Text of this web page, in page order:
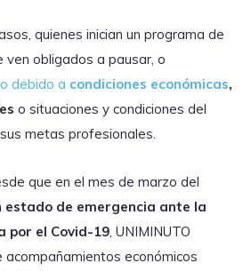
quienes inician un programa de
ven obligados a pausar, o
debido a condiciones económicas,
o situaciones y condiciones del
metas profesionales.
que en el mes de marzo del
estado de emergencia ante la
por el Covid-19 , UNIMINUTO
acompañamientos económicos